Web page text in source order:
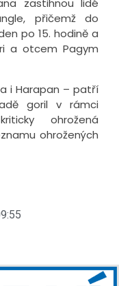
zastihnou lidé
přičemž do
po 15. hodině a
a otcem Pagym
i Harapan – patří
goril v rámci
ohrožená
ohrožených